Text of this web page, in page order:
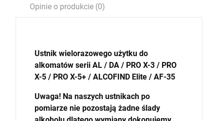
Opinie o produkcie (0)
Ustnik wielorazowego użytku do
alkomatów serii AL / DA / PRO X-3 / PRO
X-5 / PRO X-5+ / ALCOFIND Elite / AF-35
Uwaga! Na naszych ustnikach po
pomiarze nie pozostają żadne ślady